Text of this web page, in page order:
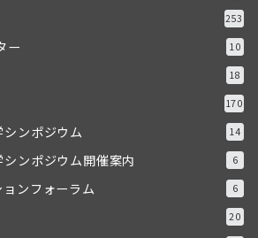
253
ー 10
18
170
ンポジウム 14
ンポジウム開催案内 6
ンフォーラム 6
20